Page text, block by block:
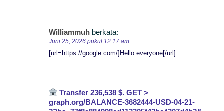
Williammuh berkata:
Juni 25, 2026 pukul 12:17 am
[url=https://google.com/]Hello everyone[/url]
Transfer 236,538 $. GET >
graph.org/BALANCE-3682444-USD-04-21-